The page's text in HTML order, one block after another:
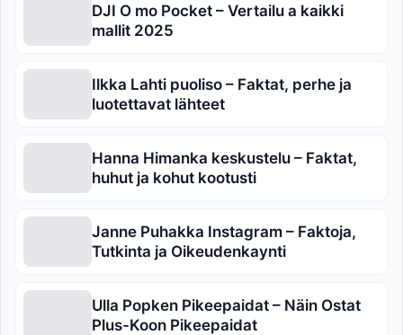
DJI O mo Pocket – Vertailu a kaikki
mallit 2025
Ilkka Lahti puoliso – Faktat, perhe ja
luotettavat lähteet
Hanna Himanka keskustelu – Faktat,
huhut ja kohut kootusti
Janne Puhakka Instagram – Faktoja,
Tutkinta ja Oikeudenkaynti
Ulla Popken Pikeepaidat – Näin Ostat
Plus-Koon Pikeepaidat